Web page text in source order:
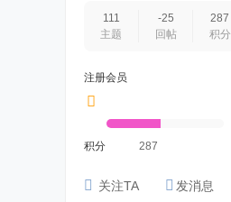
111
主题
-25
回帖
287
积分
注册会员
积分 287
关注TA 发消息